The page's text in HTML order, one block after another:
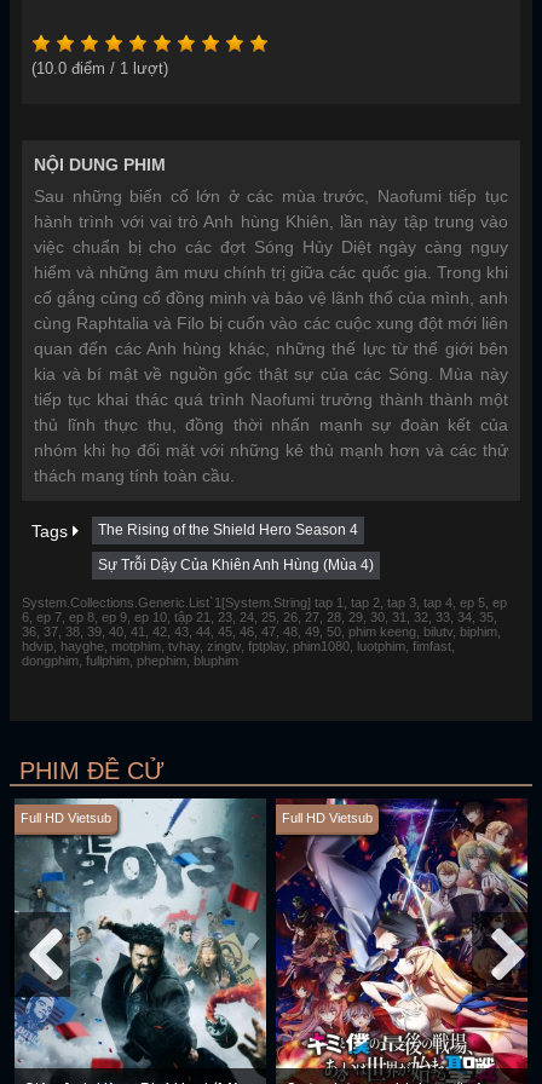
(10.0 điểm / 1 lượt)
NỘI DUNG PHIM
Sau những biến cố lớn ở các mùa trước, Naofumi tiếp tục
hành trình với vai trò Anh hùng Khiên, lần này tập trung vào
việc chuẩn bị cho các đợt Sóng Hủy Diệt ngày càng nguy
hiểm và những âm mưu chính trị giữa các quốc gia. Trong khi
cố gắng củng cố đồng minh và bảo vệ lãnh thổ của mình, anh
cùng Raphtalia và Filo bị cuốn vào các cuộc xung đột mới liên
quan đến các Anh hùng khác, những thế lực từ thế giới bên
kia và bí mật về nguồn gốc thật sự của các Sóng. Mùa này
tiếp tục khai thác quá trình Naofumi trưởng thành thành một
thủ lĩnh thực thụ, đồng thời nhấn mạnh sự đoàn kết của
nhóm khi họ đối mặt với những kẻ thù mạnh hơn và các thử
thách mang tính toàn cầu.
Tags The Rising of the Shield Hero Season 4
Sự Trỗi Dậy Của Khiên Anh Hùng (Mùa 4)
System.Collections.Generic.List`1[System.String] tap 1, tap 2, tap 3, tap 4, ep 5, ep
6, ep 7, ep 8, ep 9, ep 10, tập 21, 23, 24, 25, 26, 27, 28, 29, 30, 31, 32, 33, 34, 35,
36, 37, 38, 39, 40, 41, 42, 43, 44, 45, 46, 47, 48, 49, 50, phim keeng, bilutv, biphim,
hdvip, hayghe, motphim, tvhay, zingtv, fptplay, phim1080, luotphim, fimfast,
dongphim, fullphim, phephim, bluphim
PHIM ĐỀ CỬ
Full HD Vietsub Full HD Vietsub